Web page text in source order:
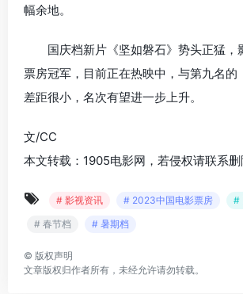
幅余地。
国庆档新片《坚如磐石》势头正猛，
票房冠军，目前正在热映中，与第九名的
差距很小，名次有望进一步上升。
文/CC
本文转载：1905电影网，若侵权请联系
# 影视资讯 # 2023中国电影票房
#
# 春节档
# 暑期档
© 版权声明
文章版权归作者所有，未经允许请勿转载。